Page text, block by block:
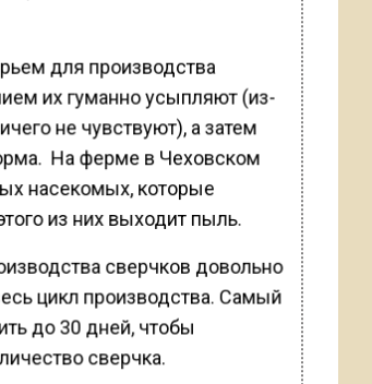
для производства
их гуманно усыпляют (из-
не чувствуют), а затем
На ферме в Чеховском
насекомых, которые
из них выходит пыль.
сверчков довольно
цикл производства. Самый
до 30 дней, чтобы
сверчка.